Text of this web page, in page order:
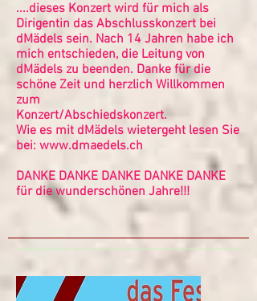
....dieses Konzert wird für mich als
Dirigentin das Abschlusskonzert bei
dMädels sein. Nach 14 Jahren habe ich
mich entschieden, die Leitung von
dMädels zu beenden. Danke für die
schöne Zeit und herzlich Willkommen
zum
Konzert/Abschiedskonzert.
Wie es mit dMädels wietergeht lesen Sie
bei: www.dmaedels.ch
DANKE DANKE DANKE DANKE DANKE
für die wunderschönen Jahre!!!